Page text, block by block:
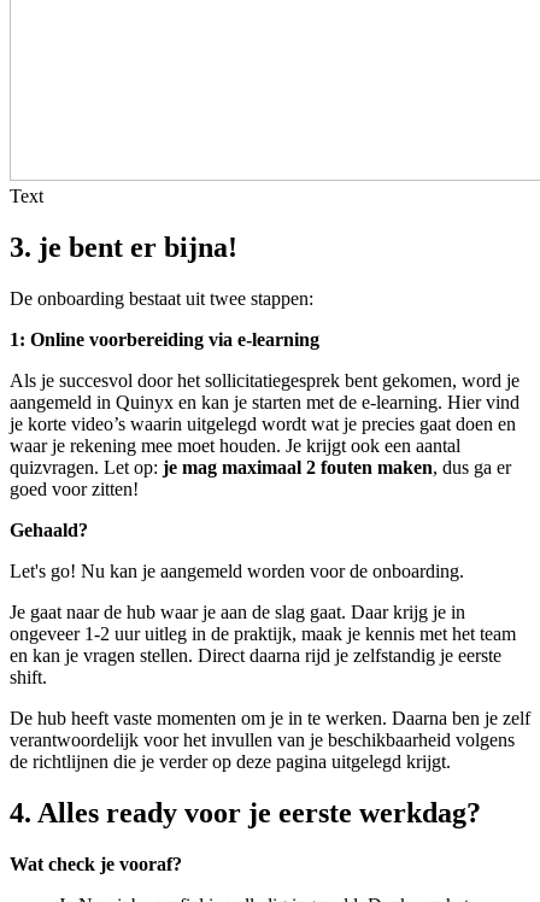
Text
3. je bent er bijna!
De onboarding bestaat uit twee stappen:
1: Online voorbereiding via e-learning
Als je succesvol door het sollicitatiegesprek bent gekomen, word je
aangemeld in Quinyx en kan je starten met de e-learning. Hier vind
je korte video’s waarin uitgelegd wordt wat je precies gaat doen en
waar je rekening mee moet houden. Je krijgt ook een aantal
quizvragen. Let op: je mag maximaal 2 fouten maken, dus ga er
goed voor zitten!
Gehaald?
Let's go! Nu kan je aangemeld worden voor de onboarding.
Je gaat naar de hub waar je aan de slag gaat. Daar krijg je in
ongeveer 1-2 uur uitleg in de praktijk, maak je kennis met het team
en kan je vragen stellen. Direct daarna rijd je zelfstandig je eerste
shift.
De hub heeft vaste momenten om je in te werken. Daarna ben je zelf
verantwoordelijk voor het invullen van je beschikbaarheid volgens
de richtlijnen die je verder op deze pagina uitgelegd krijgt.
4. Alles ready voor je eerste werkdag?
Wat check je vooraf?